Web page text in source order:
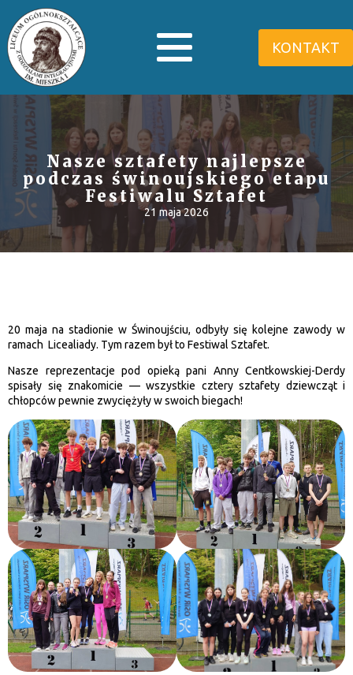
KONTAKT
Nasze sztafety najlepsze
podczas świnoujskiego etapu
Festiwalu Sztafet
21 maja 2026
20 maja na stadionie w Świnoujściu, odbyły się kolejne zawody w
ramach Licealiady. Tym razem był to Festiwal Sztafet.
Nasze reprezentacje pod opieką pani Anny Centkowskiej-Derdy
spisały się znakomicie — wszystkie cztery sztafety dziewcząt i
chłopców pewnie zwyciężyły w swoich biegach!